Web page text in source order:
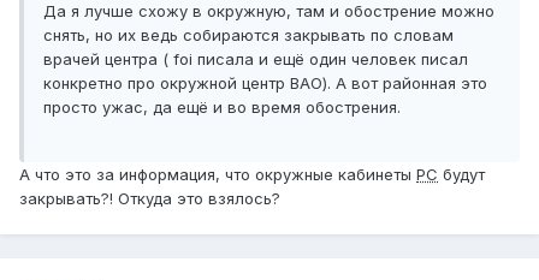
Да я лучше схожу в окружную, там и обострение можно
снять, но их ведь собираются закрывать по словам
врачей центра ( foi писала и ещё один человек писал
конкретно про окружной центр ВАО). А вот районная это
просто ужас, да ещё и во время обострения.
А что это за информация, что окружные кабинеты РС будут
закрывать?! Откуда это взялось?